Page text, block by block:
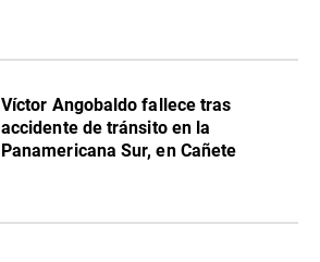
Víctor Angobaldo fallece tras
accidente de tránsito en la
Panamericana Sur, en Cañete